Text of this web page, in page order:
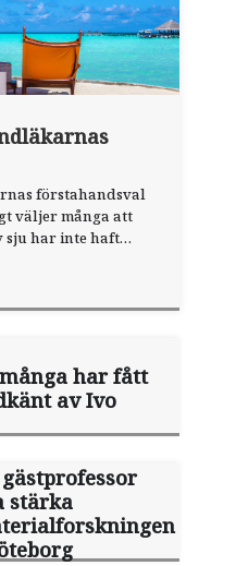
förstahandsval
väljer många att
sju har inte haft
många har fått
av Ivo
stärka